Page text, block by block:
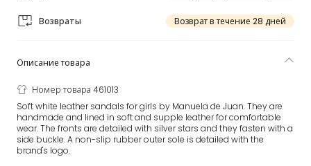
Возвраты Возврат в течение 28 дней
Описание товара
Номер товара 461013
Soft white leather sandals for girls by Manuela de Juan. They are
handmade and lined in soft and supple leather for comfortable
wear. The fronts are detailed with silver stars and they fasten with a
side buckle. A non-slip rubber outer sole is detailed with the
brand's logo.